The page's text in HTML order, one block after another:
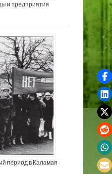
и предприятия
период в Каламая